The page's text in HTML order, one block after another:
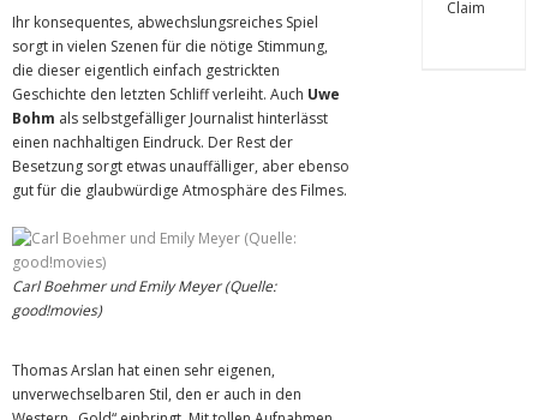
Ihr konsequentes, abwechslungsreiches Spiel
sorgt in vielen Szenen für die nötige Stimmung,
die dieser eigentlich einfach gestrickten
Geschichte den letzten Schliff verleiht. Auch Uwe
Bohm als selbstgefälliger Journalist hinterlässt
einen nachhaltigen Eindruck. Der Rest der
Besetzung sorgt etwas unauffälliger, aber ebenso
gut für die glaubwürdige Atmosphäre des Filmes.
Carl Boehmer und Emily Meyer (Quelle:
good!movies)
Thomas Arslan hat einen sehr eigenen,
unverwechselbaren Stil, den er auch in den